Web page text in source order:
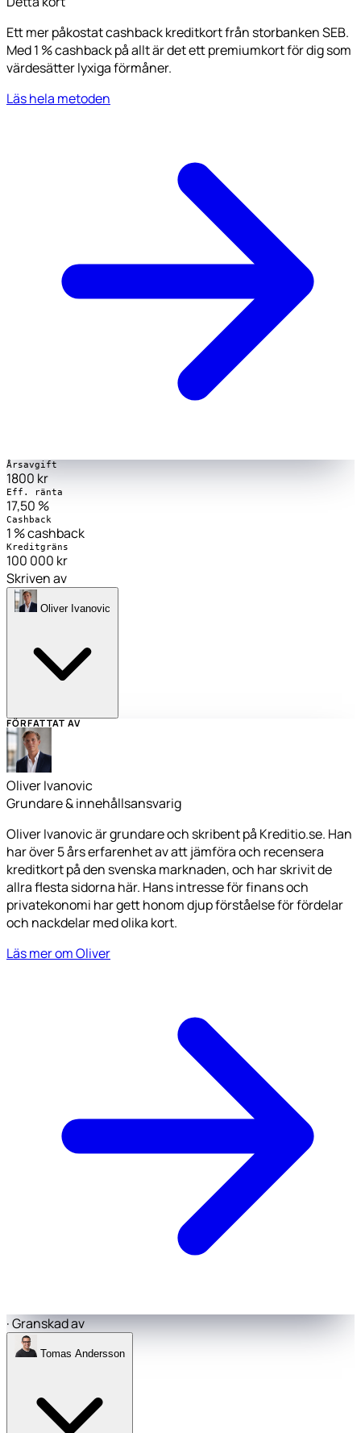
Ett mer påkostat cashback kreditkort från storbanken SEB.
Med 1 % cashback på allt är det ett premiumkort för dig som
värdesätter lyxiga förmåner.
Läs hela metoden
Årsavgift
1800 kr
Eff. ränta
17,50 %
Cashback
1 % cashback
Kreditgräns
100 000 kr
Skriven av
Oliver Ivanovic
FÖRFATTAT AV
Oliver Ivanovic
Grundare & innehållsansvarig
Oliver Ivanovic är grundare och skribent på Kreditio.se. Han
har över 5 års erfarenhet av att jämföra och recensera
kreditkort på den svenska marknaden, och har skrivit de
allra flesta sidorna här. Hans intresse för finans och
privatekonomi har gett honom djup förståelse för fördelar
och nackdelar med olika kort.
Läs mer om Oliver
·Granskad av
Tomas Andersson